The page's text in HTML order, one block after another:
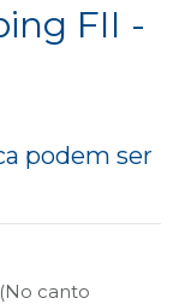
FII -
podem ser
(No canto